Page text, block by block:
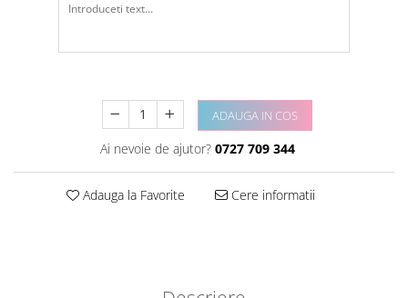
ADAUGA IN COS
Ai nevoie de ajutor? 0727 709 344
Adauga la Favorite Cere informatii